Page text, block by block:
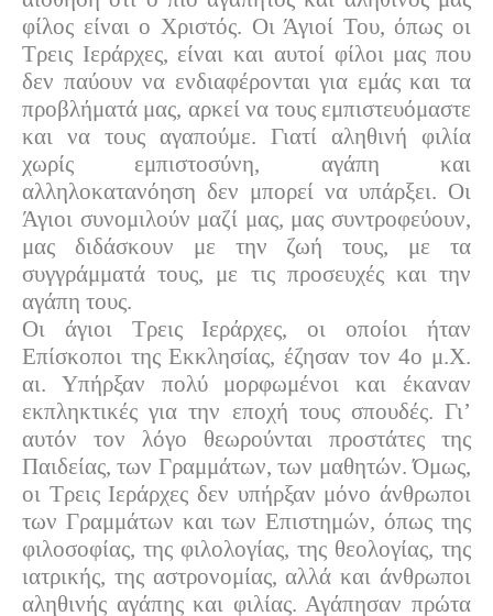
φίλος είναι ο Χριστός. Οι Άγιοί Του, όπως οι
Τρεις Ιεράρχες, είναι και αυτοί φίλοι μας που
δεν παύουν να ενδιαφέρονται για εμάς και τα
προβλήματά μας, αρκεί να τους εμπιστευόμαστε
και να τους αγαπούμε. Γιατί αληθινή φιλία
χωρίς εμπιστοσύνη, αγάπη και
αλληλοκατανόηση δεν μπορεί να υπάρξει. Οι
Άγιοι συνομιλούν μαζί μας, μας συντροφεύουν,
μας διδάσκουν με την ζωή τους, με τα
συγγράμματά τους, με τις προσευχές και την
αγάπη τους.
Οι άγιοι Τρεις Ιεράρχες, οι οποίοι ήταν
Επίσκοποι της Εκκλησίας, έζησαν τον 4ο μ.Χ.
αι. Υπήρξαν πολύ μορφωμένοι και έκαναν
εκπληκτικές για την εποχή τους σπουδές. Γι’
αυτόν τον λόγο θεωρούνται προστάτες της
Παιδείας, των Γραμμάτων, των μαθητών. Όμως,
οι Τρεις Ιεράρχες δεν υπήρξαν μόνο άνθρωποι
των Γραμμάτων και των Επιστημών, όπως της
φιλοσοφίας, της φιλολογίας, της θεολογίας, της
ιατρικής, της αστρονομίας, αλλά και άνθρωποι
αληθινής αγάπης και φιλίας. Αγάπησαν πρώτα